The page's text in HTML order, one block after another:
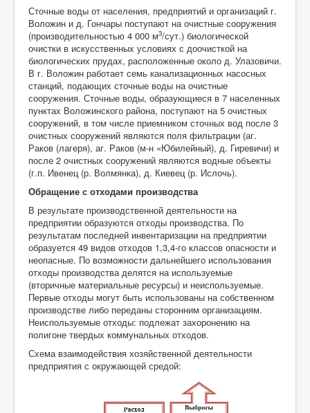
Сточные воды от населения, предприятий и организаций г.
Воложин и д. Гончары поступают на очистные сооружения
(производительностью 4 000 м3/сут.) биологической
очистки в искусственных условиях с доочисткой на
биологических прудах, расположенные около д. Улазовичи.
В г. Воложин работает семь канализационных насосных
станций, подающих сточные воды на очистные
сооружения. Сточные воды, образующиеся в 7 населенных
пунктах Воложинского района, поступают на 5 очистных
сооружений, в том числе приемником сточных вод после 3
очистных сооружений являются поля фильтрации (аг.
Раков (лагеря), аг. Раков (м-н «Юбилейный), д. Гиревичи) и
после 2 очистных сооружений являются водные объекты
(г.п. Ивенец (р. Волмянка), д. Киевец (р. Ислочь).
Обращение с отходами производства
В результате производственной деятельности на
предприятии образуются отходы производства. По
результатам последней инвентаризации на предприятии
образуется 49 видов отходов 1,3,4-го классов опасности и
неопасные. По возможности дальнейшего использования
отходы производства делятся на используемые
(вторичные материальные ресурсы) и неиспользуемые.
Первые отходы могут быть использованы на собственном
производстве либо переданы сторонним организациям.
Неиспользуемые отходы: подлежат захоронению на
полигоне твердых коммунальных отходов.
Схема взаимодействия хозяйственной деятельности
предприятия с окружающей средой: